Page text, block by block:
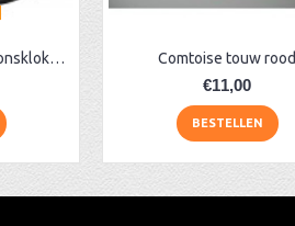
AA Dubbelzijdige stationsklok industrieel Comtoise touw rood
€11,00
BESTELLEN